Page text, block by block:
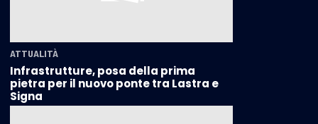
ATTUALITÀ
Infrastrutture, posa della prima
pietra per il nuovo ponte tra Lastra e
Signa